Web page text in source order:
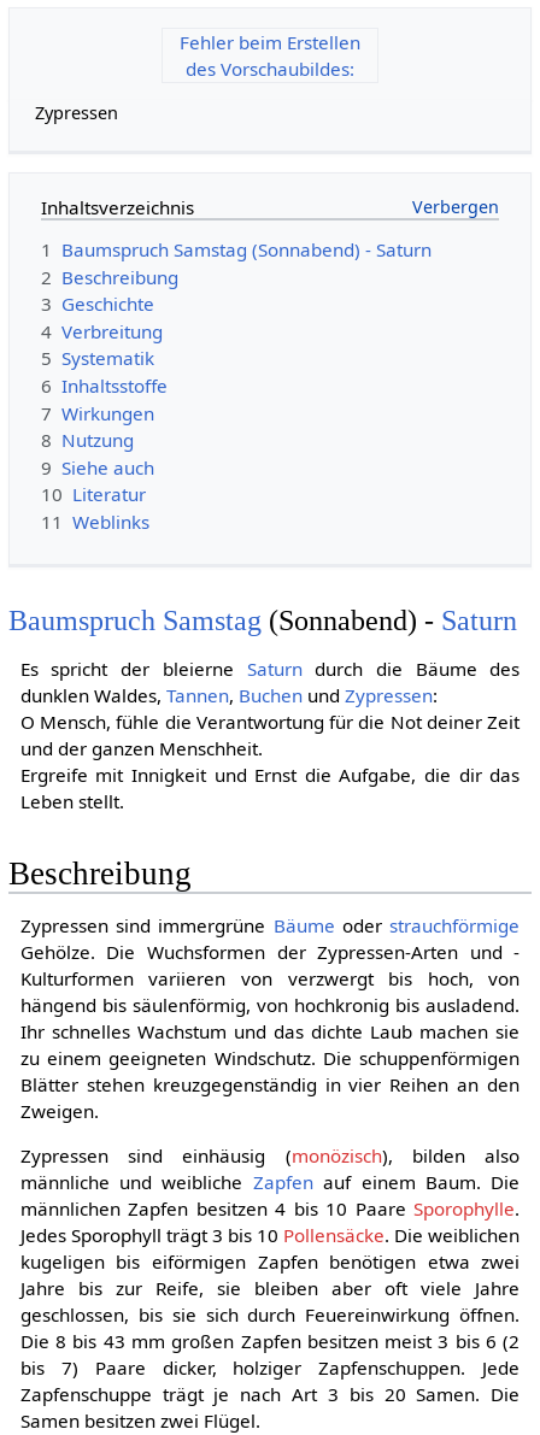
Fehler beim Erstellen
des Vorschaubildes:
Zypressen
Inhaltsverzeichnis
1 Baumspruch Samstag (Sonnabend) - Saturn
2 Beschreibung
3 Geschichte
4 Verbreitung
5 Systematik
6 Inhaltsstoffe
7 Wirkungen
8 Nutzung
9 Siehe auch
10 Literatur
11 Weblinks
Baumspruch Samstag(Sonnabend) - Saturn
Es spricht der bleierne Saturndurch die Bäume des
dunklen Waldes, Tannen, Buchenund Zypressen:
O Mensch, fühle die Verantwortung für die Not deiner Zeit
und der ganzen Menschheit.
Ergreife mit Innigkeit und Ernst die Aufgabe, die dir das
Leben stellt.
Beschreibung
Zypressen sind immergrüne Bäume oderstrauchförmige
Gehölze. Die Wuchsformen der Zypressen-Arten und -
Kulturformen variieren von verzwergt bis hoch, von
hängend bis säulenförmig, von hochkronig bis ausladend.
Ihr schnelles Wachstum und das dichte Laub machen sie
zu einem geeigneten Windschutz. Die schuppenförmigen
Blätter stehen kreuzgegenständig in vier Reihen an den
Zweigen.
Zypressen sind einhäusig (monözisch), bilden also
männliche und weibliche Zapfenauf einem Baum. Die
männlichen Zapfen besitzen 4 bis 10 PaareSporophylle.
Jedes Sporophyll trägt 3 bis 10 Pollensäcke. Die weiblichen
kugeligen bis eiförmigen Zapfen benötigen etwa zwei
Jahre bis zur Reife, sie bleiben aber oft viele Jahre
geschlossen, bis sie sich durch Feuereinwirkung öffnen.
Die 8 bis 43 mm großen Zapfen besitzen meist 3 bis 6 (2
bis 7) Paare dicker, holziger Zapfenschuppen. Jede
Zapfenschuppe trägt je nach Art 3 bis 20 Samen. Die
Samen besitzen zwei Flügel.